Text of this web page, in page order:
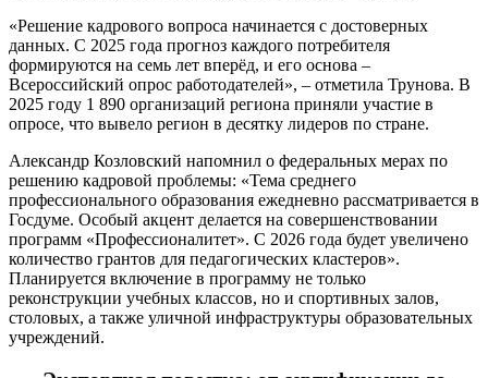
«Решение кадрового вопроса начинается с достоверных
данных. С 2025 года прогноз каждого потребителя
формируются на семь лет вперёд, и его основа –
Всероссийский опрос работодателей», – отметила Трунова. В
2025 году 1 890 организаций региона приняли участие в
опросе, что вывело регион в десятку лидеров по стране.
Александр Козловский напомнил о федеральных мерах по
решению кадровой проблемы: «Тема среднего
профессионального образования ежедневно рассматривается в
Госдуме. Особый акцент делается на совершенствовании
программ «Профессионалитет». С 2026 года будет увеличено
количество грантов для педагогических кластеров».
Планируется включение в программу не только
реконструкции учебных классов, но и спортивных залов,
столовых, а также уличной инфраструктуры образовательных
учреждений.